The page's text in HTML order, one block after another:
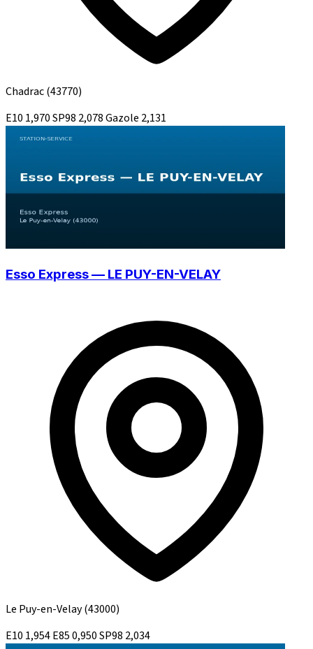
Chadrac(43770)
E10 1,970SP98 2,078Gazole 2,131
Esso Express — LE PUY-EN-VELAY
Le Puy-en-Velay(43000)
E10 1,954E850,950SP98 2,034